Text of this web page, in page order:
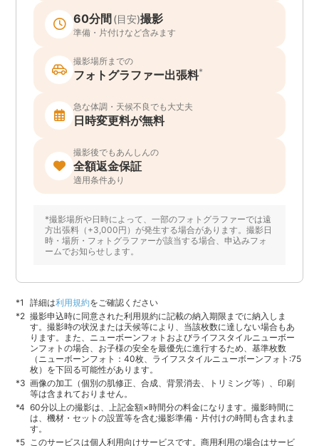
60分間 (目安)撮影
準備・片付けなど含みます
撮影場所までの
フォトグラファー出張料*
急な体調・天候不良でも大丈夫
日時変更料が無料
撮影後でもあんしんの
全額返金保証
適用条件あり
*撮影場所や日時によって、一部のフォトグラファーでは遠
方出張料（+3,000円）が発生する場合があります。撮影日
時・場所・フォトグラファーが該当する場合、申込みフォ
ームでお知らせします。
詳細は利用規約をご確認ください
撮影申込時に同意された利用規約に記載の納入期限までに納入しま
す。撮影時の状況または天候等により、当該枚数に達しない場合もあ
ります。また、ニューボーンフォトおよびライフスタイルニューボー
ンフォトの場合、お子様の安全を最優先に進行するため、基準枚数
（ニューボーンフォト：40枚、ライフスタイルニューボーンフォト:75
枚）を下回る可能性があります。
画像の加工（個別の肌修正、合成、背景消去、トリミング等）、印刷
等は含まれておりません。
60分以上の撮影は、上記金額×時間分の料金になります。撮影時間に
は、機材・セットの設置等を含む撮影準備・片付けの時間も含まれま
す。
このサービスは個人利用向けサービスです。商用利用の場合はサービ